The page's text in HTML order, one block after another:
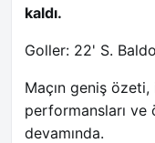
kaldı.
Goller: 22' S.
Maçın geniş
performansları ve
devamında.